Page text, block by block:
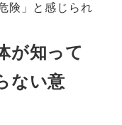
険」と感じられ
が知って
ない意